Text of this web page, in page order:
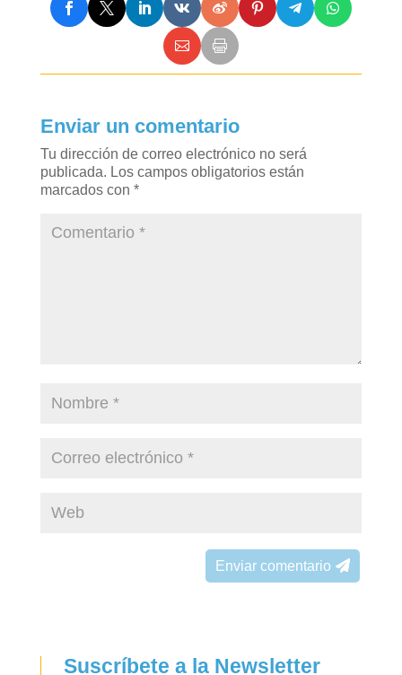
Enviar un comentario
Tu dirección de correo electrónico no será
publicada. Los campos obligatorios están
marcados con *
Enviar comentario
Suscríbete a la Newsletter